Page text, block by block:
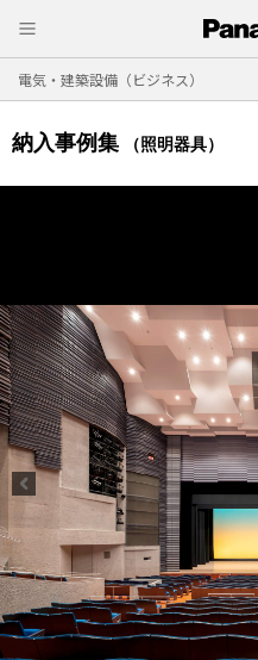
電気・建築設備（ビジネス）
納入事例集 （照明器具）